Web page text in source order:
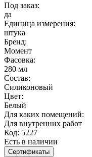
Под заказ:
да
Единица измерения:
штука
Бренд:
Момент
Фасовка:
280 мл
Состав:
Силиконовый
Цвет:
Белый
Для каких помещений:
Для внутренних работ
Код: 5227
Есть в наличии
Сертификаты